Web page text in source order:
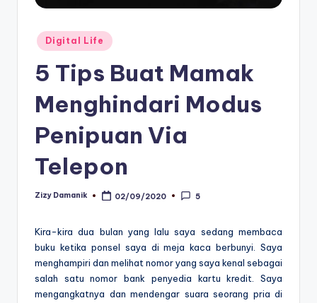
Posted
in
Digital Life
5 Tips Buat Mamak
Menghindari Modus
Penipuan Via
Telepon
Posted
Zizy Damanik 02/09/2020 5
Kira-kira dua bulan yang lalu saya sedang membaca
buku ketika ponsel saya di meja kaca berbunyi. Saya
menghampiri dan melihat nomor yang saya kenal sebagai
salah satu nomor bank penyedia kartu kredit. Saya
mengangkatnya dan mendengar suara seorang pria di